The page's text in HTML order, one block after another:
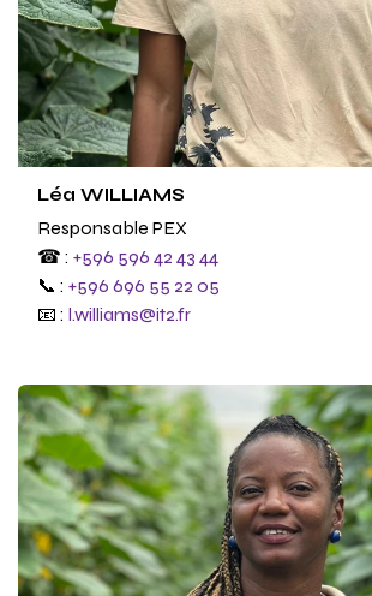
Léa WILLIAMS
Responsable PEX
☎ : +596 596 42 43 44
📞 : +596 696 55 22 05
📧 : l.williams@it2.fr